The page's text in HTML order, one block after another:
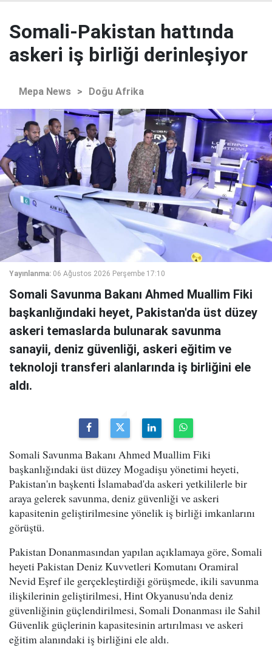
Somali-Pakistan hattında
askeri iş birliği derinleşiyor
Mepa News > Doğu Afrika
Yayınlanma: 06 Ağustos 2026 Perşembe 17:10
Somali Savunma Bakanı Ahmed Muallim Fiki
başkanlığındaki heyet, Pakistan'da üst düzey
askeri temaslarda bulunarak savunma
sanayii, deniz güvenliği, askeri eğitim ve
teknoloji transferi alanlarında iş birliğini ele
aldı.
Somali Savunma Bakanı Ahmed Muallim Fiki
başkanlığındaki üst düzey Mogadişu yönetimi heyeti,
Pakistan'ın başkenti İslamabad'da askeri yetkililerle bir
araya gelerek savunma, deniz güvenliği ve askeri
kapasitenin geliştirilmesine yönelik iş birliği imkanlarını
görüştü.
Pakistan Donanmasından yapılan açıklamaya göre, Somali
heyeti Pakistan Deniz Kuvvetleri Komutanı Oramiral
Nevid Eşref ile gerçekleştirdiği görüşmede, ikili savunma
ilişkilerinin geliştirilmesi, Hint Okyanusu'nda deniz
güvenliğinin güçlendirilmesi, Somali Donanması ile Sahil
Güvenlik güçlerinin kapasitesinin artırılması ve askeri
eğitim alanındaki iş birliğini ele aldı.